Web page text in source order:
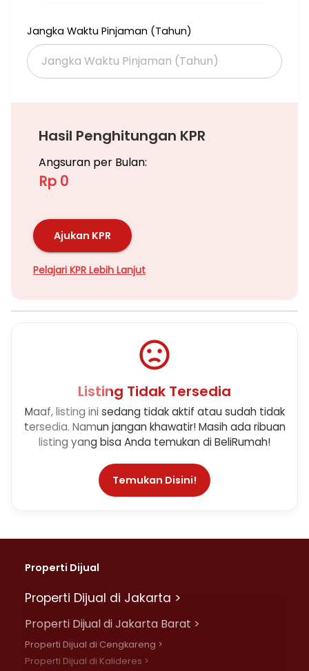
Jangka Waktu Pinjaman (Tahun)
Hasil Penghitungan KPR
Angsuran per Bulan:
Rp 0
Ajukan KPR
Pelajari KPR Lebih Lanjut
Listing Tidak Tersedia
Maaf, listing ini sedang tidak aktif atau sudah tidak
tersedia. Namun jangan khawatir! Masih ada ribuan
listing yang bisa Anda temukan di BeliRumah!
Temukan Disini!
Properti Dijual
Properti Dijual di Jakarta >
Properti Dijual di Jakarta Barat >
Properti Dijual di Cengkareng >
Properti Dijual di Kalideres >